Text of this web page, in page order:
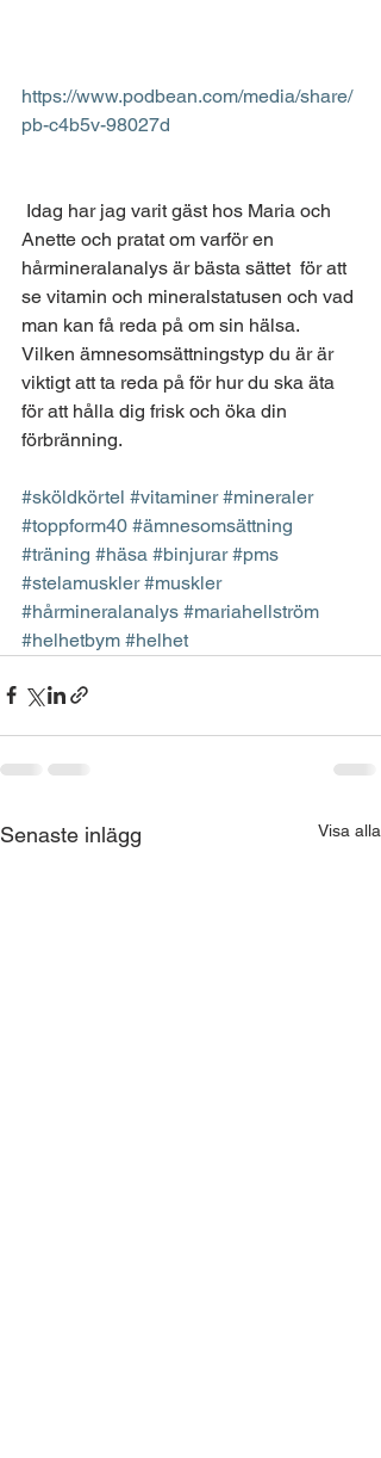
https://www.podbean.com/media/share/
pb-c4b5v-98027d
Anette och pratat om varför en
hårmineralanalys är bästa sättet  för att
se vitamin och mineralstatusen och vad
man kan få reda på om sin hälsa.
Vilken ämnesomsättningstyp du är är
viktigt att ta reda på för hur du ska äta
för att hålla dig frisk och öka din
förbränning.
#sköldkörtel #vitaminer #mineraler
#toppform40 #ämnesomsättning
#träning #häsa #binjurar #pms
#stelamuskler #muskler
#hårmineralanalys #mariahellström
#helhetbym #helhet
Senaste inlägg Visa alla